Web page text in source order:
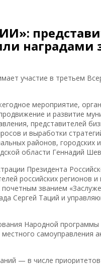
наградами
участие в третьем
мероприятие,
и развитие
представителей
и выработки
районов, городских
области Геннадий
Президента
российских регионов и
званием
Сергей Таций и
Народной программы
самоуправления
— в числе